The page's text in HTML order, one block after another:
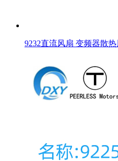
9232直流风扇 变频器散热